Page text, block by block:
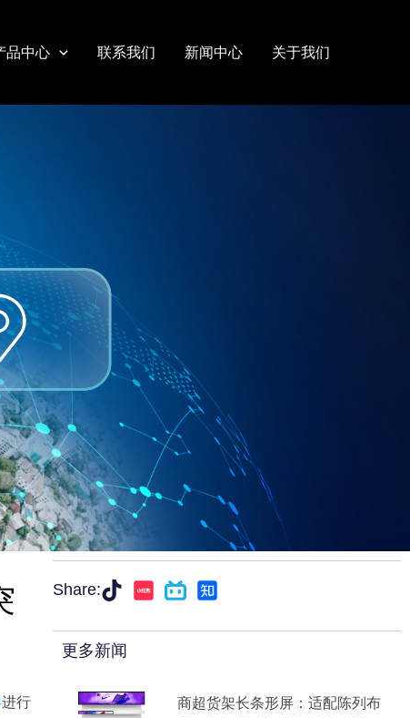
品中心 联系我们 新闻中心 关于我们
进行
Share:
更多新闻
商超货架长条形屏：适配陈列布